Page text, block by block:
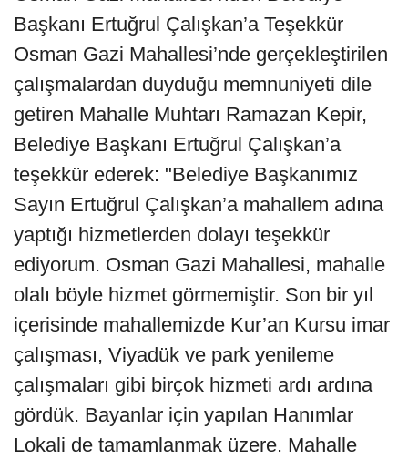
Başkanı Ertuğrul Çalışkan’a Teşekkür
Osman Gazi Mahallesi’nde gerçekleştirilen
çalışmalardan duyduğu memnuniyeti dile
getiren Mahalle Muhtarı Ramazan Kepir,
Belediye Başkanı Ertuğrul Çalışkan’a
teşekkür ederek: "Belediye Başkanımız
Sayın Ertuğrul Çalışkan’a mahallem adına
yaptığı hizmetlerden dolayı teşekkür
ediyorum. Osman Gazi Mahallesi, mahalle
olalı böyle hizmet görmemiştir. Son bir yıl
içerisinde mahallemizde Kur’an Kursu imar
çalışması, Viyadük ve park yenileme
çalışmaları gibi birçok hizmeti ardı ardına
gördük. Bayanlar için yapılan Hanımlar
Lokali de tamamlanmak üzere. Mahalle